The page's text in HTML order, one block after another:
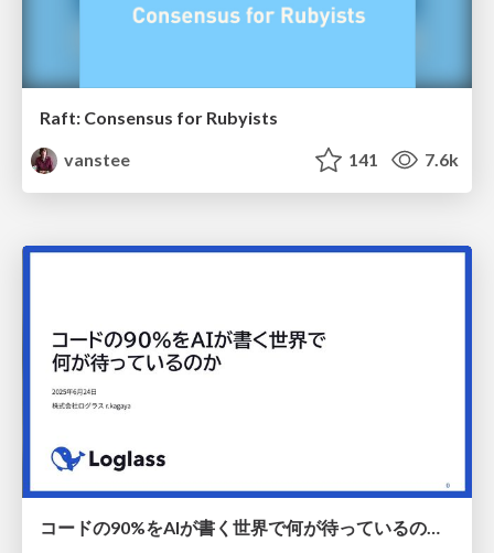
Raft: Consensus for Rubyists
vanstee
141 7.6k
コードの90%をAIが書く世界で何が待っているのか / What awaits us in a world where 90% of the code is written by AI